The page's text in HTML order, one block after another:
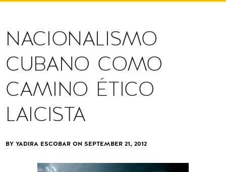
NACIONALISMO
CUBANO COMO
CAMINO ÉTICO
LAICISTA
BY YADIRA ESCOBAR ON SEPTEMBER 21, 2012